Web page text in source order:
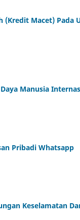
Macet) Pada
Manusia
Pribadi Whatsapp
Keselamatan